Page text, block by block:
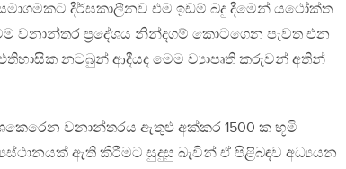
දීර්ඝකාලීනව එම ඉඩම් බදු දීමෙන් යථෝක්ත
වනාන්තර ප්‍රදේශය නින්දගම් කොටගෙන පැවත එන
නටබුන් ආදීයද මෙම ව්‍යාපෘති කරුවන් අතින්
වනාන්තරය ඇතුළු අක්කර 1500 ක භූමි
ඇති කිරීමට සුදුසු බැවින් ඒ පිළිබඳව අධ්‍යයන